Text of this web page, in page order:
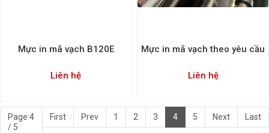
Mực in mã vạch B120E
Liên hệ
Mực in mã vạch theo yêu cầu
Liên hệ
Page 4
/ 5
First Prev 1 2 3 4 5 Next Last